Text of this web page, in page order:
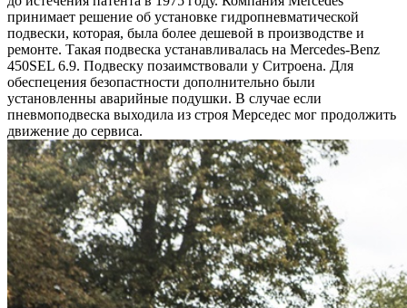
принимает решение об установке гидропневматической
подвески, которая, была более дешевой в производстве и
ремонте. Такая подвеска устанавливалась на Mercedes-Benz
450SEL 6.9. Подвеску позаимствовали у Ситроена. Для
обеспецения безопастности дополнительно были
установленны аварийные подушки. В случае если
пневмоподвеска выходила из строя Мерседес мог продолжить
движение до сервиса.